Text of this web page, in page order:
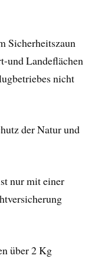
Sicherheitszaun
und Landeflächen
nicht
der Natur und
nur mit einer
über 2 Kg